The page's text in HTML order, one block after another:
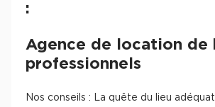
:
Agence de location de
professionnels
Nos conseils : La quête du lieu